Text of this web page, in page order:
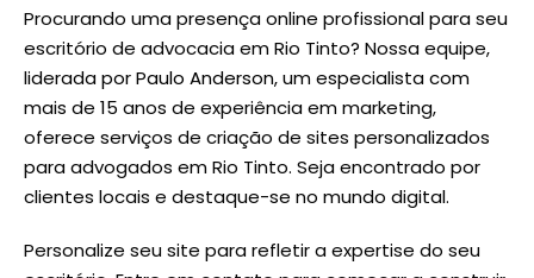
Procurando uma presença online profissional para seu
escritório de advocacia em Rio Tinto? Nossa equipe,
liderada porPaulo Anderson, um especialista com
mais de 15 anos de experiência em marketing,
oferece serviços de criação de sites personalizados
para advogados em Rio Tinto. Seja encontrado por
clientes locais e destaque-se no mundo digital.
Personalize seu site para refletir a expertise do seu